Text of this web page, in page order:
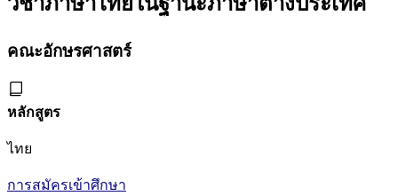
คณะอักษรศาสตร์
หลักสูตร
ไทย
การสมัครเข้าศึกษา